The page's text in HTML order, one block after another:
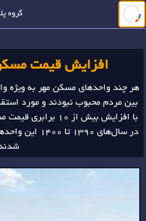
گروه جستجو
افزایش قیمت
هر چند واحدهای مسکن مهر به ویژه
بین مردم محبوب نبودند و مورد
با افزایش بیش از 10
در سال‌های